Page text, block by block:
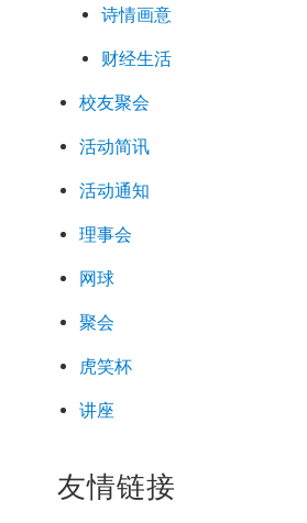
诗情画意
财经生活
校友聚会
活动简讯
活动通知
理事会
网球
聚会
虎笑杯
讲座
友情链接